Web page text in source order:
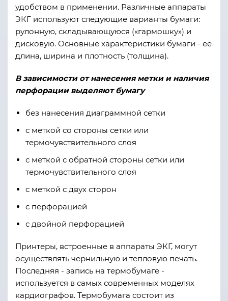
удобством в применении. Различные аппараты
ЭКГ используют следующие варианты бумаги:
рулонную, складывающуюся («гармошку») и
дисковую. Основные характеристики бумаги - её
длина, ширина и плотность (толщина).
В зависимости от нанесения метки и наличия
перфорации выделяют бумагу
без нанесения диаграммной сетки
с меткой со стороны сетки или
термочувствительного слоя
с меткой с обратной стороны сетки или
термочувствительного слоя
с меткой с двух сторон
с перфорацией
с двойной перфорацией
Принтеры, встроенные в аппараты ЭКГ, могут
осуществлять чернильную и тепловую печать.
Последняя - запись на термобумаге -
используется в самых современных моделях
кардиографов. Термобумага состоит из